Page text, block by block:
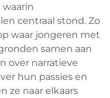
centraal stond. Zo
waar jongeren met
samen aan
over narratieve
hun passies en
ze naar elkaars